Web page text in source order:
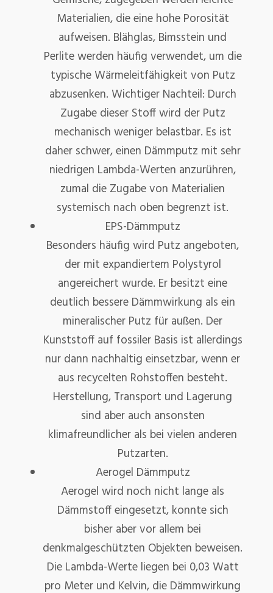
Materialien, die eine hohe Porosität
aufweisen. Blähglas, Bimsstein und
Perlite werden häufig verwendet, um die
typische Wärmeleitfähigkeit von Putz
abzusenken. Wichtiger Nachteil: Durch
Zugabe dieser Stoff wird der Putz
mechanisch weniger belastbar. Es ist
daher schwer, einen Dämmputz mit sehr
niedrigen Lambda-Werten anzurühren,
zumal die Zugabe von Materialien
systemisch nach oben begrenzt ist.
EPS-Dämmputz
Besonders häufig wird Putz angeboten,
der mit expandiertem Polystyrol
angereichert wurde. Er besitzt eine
deutlich bessere Dämmwirkung als ein
mineralischer Putz für außen. Der
Kunststoff auf fossiler Basis ist allerdings
nur dann nachhaltig einsetzbar, wenn er
aus recycelten Rohstoffen besteht.
Herstellung, Transport und Lagerung
sind aber auch ansonsten
klimafreundlicher als bei vielen anderen
Putzarten.
Aerogel Dämmputz
Aerogel wird noch nicht lange als
Dämmstoff eingesetzt, konnte sich
bisher aber vor allem bei
denkmalgeschützten Objekten beweisen.
Die Lambda-Werte liegen bei 0,03 Watt
pro Meter und Kelvin, die Dämmwirkung